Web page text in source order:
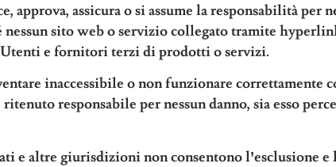
approva, assicura o si assume la responsabilità
nessun sito web o servizio collegato tramite
Utenti e fornitori terzi di prodotti o servizi.
inaccessibile o non funzionare
responsabile per nessun danno, sia esso
e altre giurisdizioni non consentono l’esclusione